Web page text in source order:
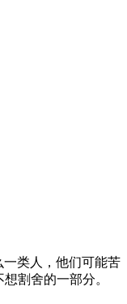
类人，他们可能苦
割舍的一部分。